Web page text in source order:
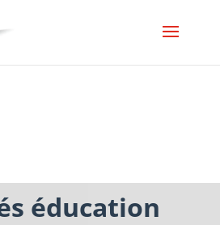
éducation